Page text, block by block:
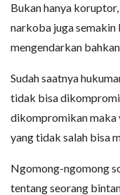
Bukan hanya
narkoba juga
mengendarkan
Sudah saatnya
tidak bisa
dikompromikan maka
yang tidak salah bisa
Ngomong-ngomong
tentang seorang